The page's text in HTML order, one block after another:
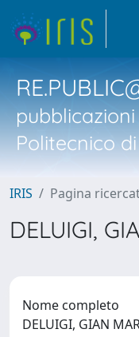
Politecnico
IRIS Pagina
DELUIGI,
Nome completo
DELUIGI, GIAN